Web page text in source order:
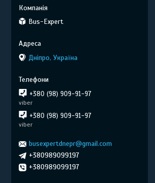
Bus-Expert
Дніпро, Україна
+380 (98) 909-91-97
viber
+380 (98) 909-91-97
viber
busexpertdnepr@gmail.com
+380989099197
+380989099197